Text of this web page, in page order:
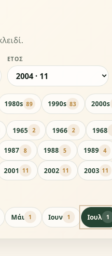
ΈΤΟΣ
1980s 89 1990s 83 2000s
1965 2 1966 2 1968
1987 8 1988 5 1989 4
2001 11 2002 11 2003 11
Μάι 1 Ιουν 1 Ιουλ 1